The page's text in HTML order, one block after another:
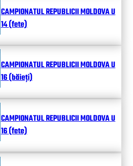
CAMPIONATUL REPUBLICII MOLDOVA U
14 (fete)
CAMPIONATUL REPUBLICII MOLDOVA U
16 (băieți)
CAMPIONATUL REPUBLICII MOLDOVA U
16 (fete)